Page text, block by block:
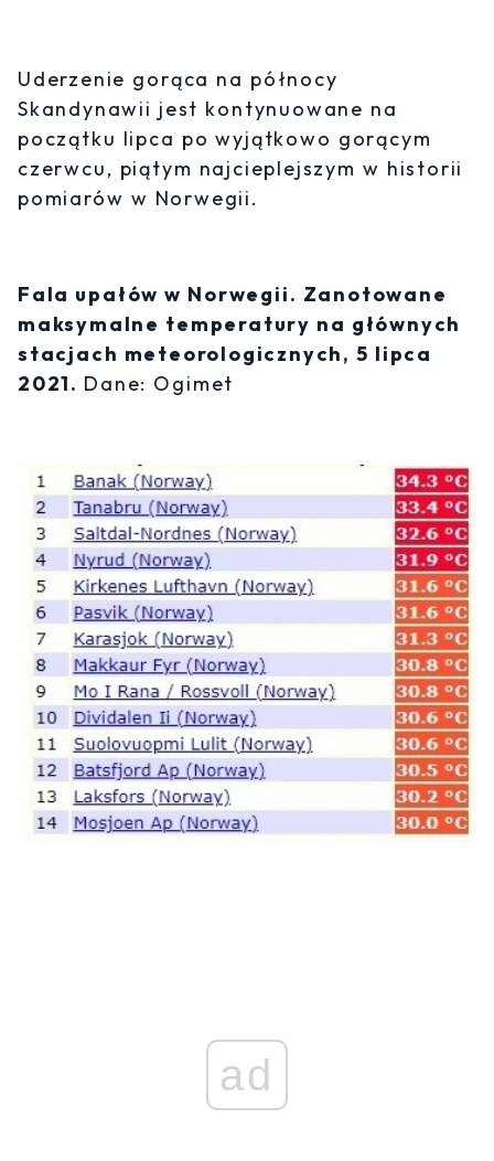
Uderzenie gorąca na północy
Skandynawii jest kontynuowane na
początku lipca po wyjątkowo gorącym
czerwcu, piątym najcieplejszym w historii
pomiarów w Norwegii.
Fala upałów w Norwegii. Zanotowane
maksymalne temperatury na głównych
stacjach meteorologicznych, 5 lipca
2021. Dane: Ogimet
ad